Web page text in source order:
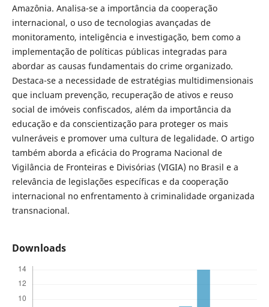
Amazônia. Analisa-se a importância da cooperação
internacional, o uso de tecnologias avançadas de
monitoramento, inteligência e investigação, bem como a
implementação de políticas públicas integradas para
abordar as causas fundamentais do crime organizado.
Destaca-se a necessidade de estratégias multidimensionais
que incluam prevenção, recuperação de ativos e reuso
social de imóveis confiscados, além da importância da
educação e da conscientização para proteger os mais
vulneráveis e promover uma cultura de legalidade. O artigo
também aborda a eficácia do Programa Nacional de
Vigilância de Fronteiras e Divisórias (VIGIA) no Brasil e a
relevância de legislações específicas e da cooperação
internacional no enfrentamento à criminalidade organizada
transnacional.
Downloads